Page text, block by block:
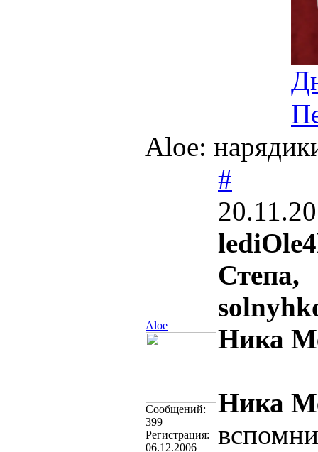
Aloe:
Aloe
Cообщений:
399
Регистрация:
06.12.2006
#
Степа,
Ника
Ника